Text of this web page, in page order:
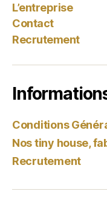
L’entreprise
Contact
Recrutement
Conditions
Nos tiny house,
Recrutement